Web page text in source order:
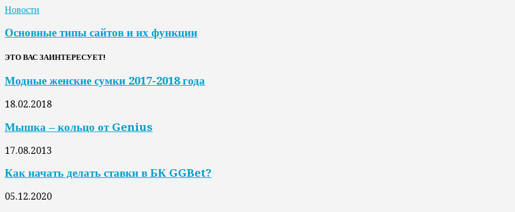
Новости
Основные типы сайтов и их функции
ЭТО ВАС ЗАИНТЕРЕСУЕТ!
Модные женские сумки 2017-2018 года
18.02.2018
Мышка – кольцо от Genius
17.08.2013
Как начать делать ставки в БК GGBet?
05.12.2020